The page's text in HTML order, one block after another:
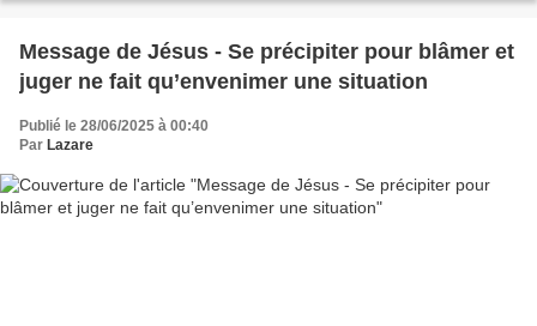
Message de Jésus - Se précipiter pour blâmer et
juger ne fait qu’envenimer une situation
Publié le 28/06/2025 à 00:40
Par Lazare